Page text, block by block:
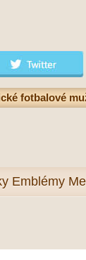
fotbalové
Emblémy